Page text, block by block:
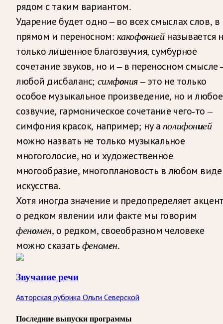
рядом с таким вариантом.
Ударение будет одно – во всех смыслах слов, в
прямом и переносном: какофониейназывается
только лишенное благозвучия, сумбурное
сочетание звуков, но и – в переносном смысле
любой дисбаланс; симфония– это не только
особое музыкальное произведение, но и любое
созвучие, гармоническое сочетание чего-то –
симфония красок, например; ну а полифонией
можно назвать не только музыкальное
многоголосие, но и художественное
многообразие, многоплановость в любом виде
искусства.
Хотя иногда значение и предопределяет
о редком явлении или факте мы говорим
феномен, о редком, своеобразном человеке
можно сказать феномен.
Звучание речи
Авторская рубрика Ольги Северской
Последние выпуски программы